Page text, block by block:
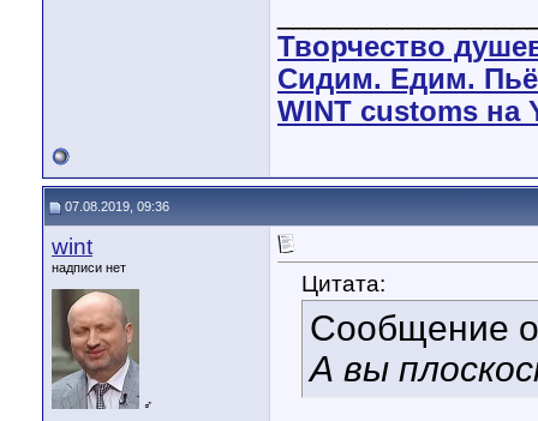
Творчество
Сидим. Едим.
WINT customs на
07.08.2019, 09:36
wint
надписи нет
♂
Цитата:
Сообщение
А вы